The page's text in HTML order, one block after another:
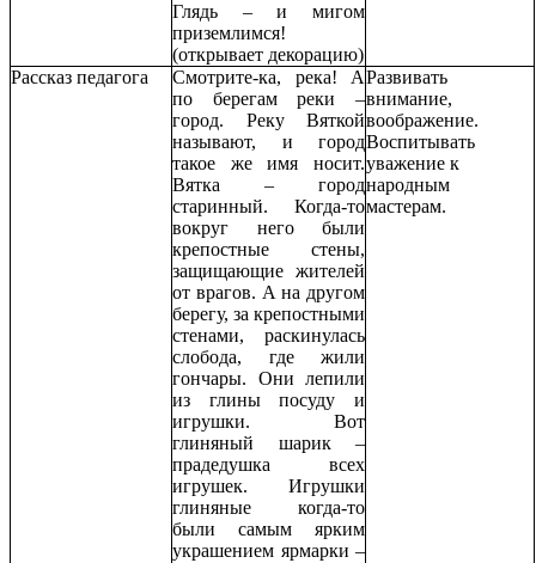
Глядь – и мигом
приземлимся!
(открывает декорацию)
Рассказ педагога
Смотрите-ка, река! А
по берегам реки –
город. Реку Вяткой
называют, и город
такое же имя носит.
Вятка – город
старинный. Когда-то
вокруг него были
крепостные стены,
защищающие жителей
от врагов. А на другом
берегу, за крепостными
стенами, раскинулась
слобода, где жили
гончары. Они лепили
из глины посуду и
игрушки. Вот
глиняный шарик –
прадедушка всех
игрушек. Игрушки
глиняные когда-то
были самым ярким
украшением ярмарки –
Развивать
внимание,
воображение.
Воспитывать
уважение к
народным
мастерам.